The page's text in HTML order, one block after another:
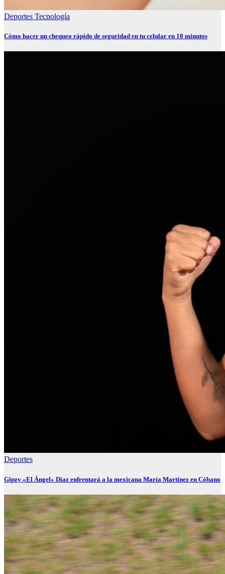
Deportes Tecnología
Cómo hacer un chequeo rápido de seguridad en tu celular en 10 minutos
Deportes
Gipzy «El Ángel» Díaz enfrentará a la mexicana María Martínez en Cóbano